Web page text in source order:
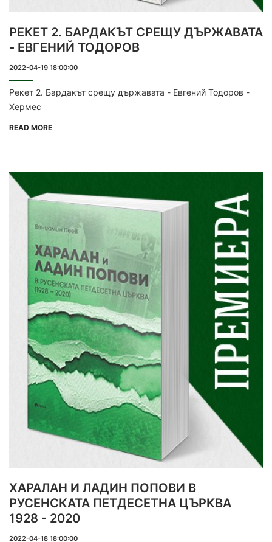
РЕКЕТ 2. БАРДАКЪТ СРЕЩУ ДЪРЖАВАТА
- ЕВГЕНИЙ ТОДОРОВ
2022-04-19 18:00:00
Рекет 2. Бардакът срещу държавата - Евгений Тодоров -
Хермес
READ MORE
ХАРАЛАН И ЛАДИН ПОПОВИ В
РУСЕНСКАТА ПЕТДЕСЕТНА ЦЪРКВА
1928 - 2020
2022-04-18 18:00:00